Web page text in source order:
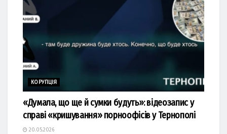
КОРУПЦІЯ
«Думала, що ще й сумки будуть»: відеозапис у
справі «кришування» порноофісів у Тернополі
20.05.2026